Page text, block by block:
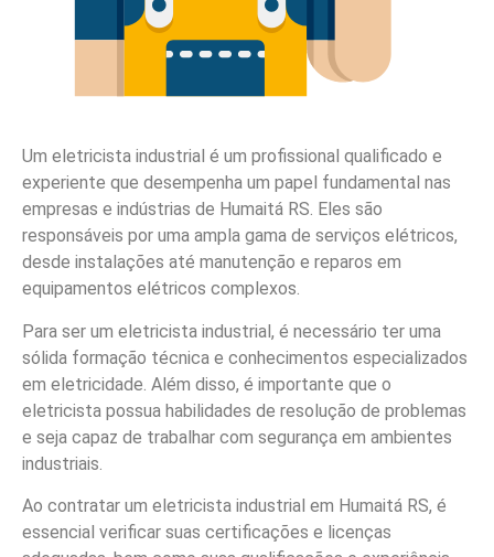
Um eletricista industrial é um profissional qualificado e
experiente que desempenha um papel fundamental nas
empresas e indústrias de Humaitá RS. Eles são
responsáveis por uma ampla gama de serviços elétricos,
desde instalações até manutenção e reparos em
equipamentos elétricos complexos.
Para ser um eletricista industrial, é necessário ter uma
sólida formação técnica e conhecimentos especializados
em eletricidade. Além disso, é importante que o
eletricista possua habilidades de resolução de problemas
e seja capaz de trabalhar com segurança em ambientes
industriais.
Ao contratar um eletricista industrial em Humaitá RS, é
essencial verificar suas certificações e licenças